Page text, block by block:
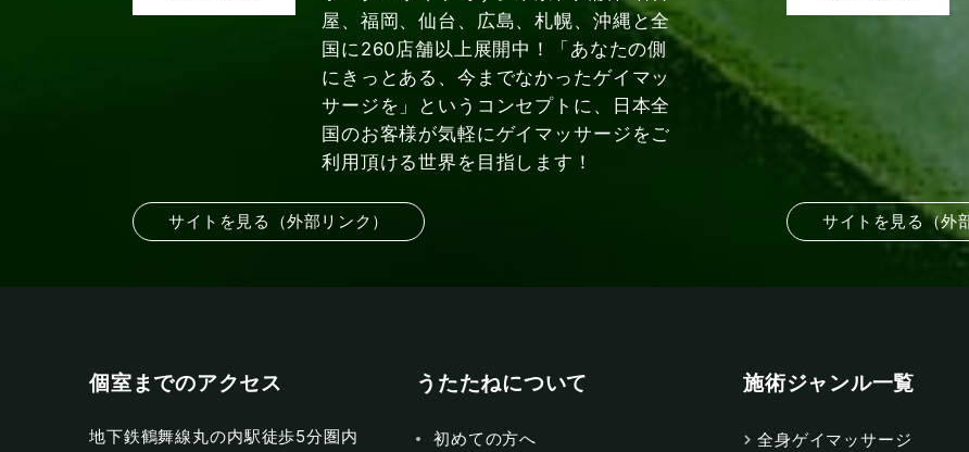
屋、福岡、仙台、広島、札幌、沖縄と全
国に260店舗以上展開中！「あなたの側
にきっとある、今までなかったゲイマッ
サージを」というコンセプトに、日本全
国のお客様が気軽にゲイマッサージをご
利用頂ける世界を目指します！
サイトを見る（外部リンク） サイトを見る（外
個室までのアクセス
地下鉄鶴舞線丸の内駅徒歩5分圏内
うたたねについて
初めての方へ
施術ジャンル一覧
全身ゲイマッサージ